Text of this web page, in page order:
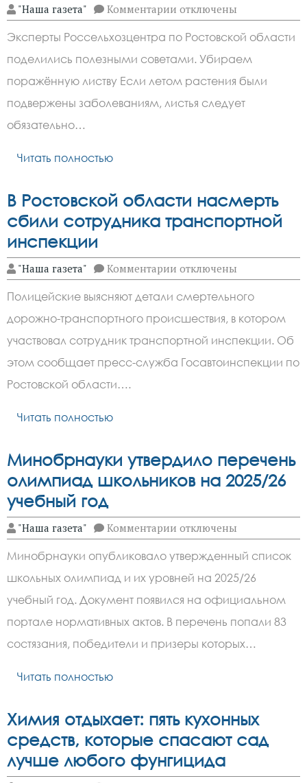
"Наша газета" Комментарии к
записи
Дачникам
Ростовской
области
рассказали,
как
с
пользой
использовать
отключены
Эксперты Россельхозцентра по Ростовской области
поделились полезными советами. Убираем
поражённую листву Если летом растения были
подвержены заболеваниям, листья следует
обязательно…
Читать полностью
В Ростовской области насмерть
сбили сотрудника транспортной
инспекции
"Наша газета" Комментарии к
записи
Ростовской
области
насмерть
сбили
сотрудника
транспортной
отключены
Полицейские выясняют детали смертельного
дорожно-транспортного происшествия, в котором
участвовал сотрудник транспортной инспекции. Об
этом сообщает пресс-служба Госавтоинспекции по
Ростовской области….
Читать полностью
Минобрнауки утвердило перечень
олимпиад школьников на 2025/26
учебный год
"Наша газета" Комментарии к
записи
Минобрнауки
утвердило
перечень
олимпиад
школьников
на 2025/26
учебный
год
отключены
Минобрнауки опубликовало утвержденный список
школьных олимпиад и их уровней на 2025/26
учебный год. Документ появился на официальном
портале нормативных актов. В перечень попали 83
состязания, победители и призеры которых…
Читать полностью
Химия отдыхает: пять кухонных
средств, которые спасают сад
лучше любого фунгицида